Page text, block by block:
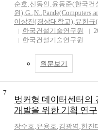
순호,신동인 ,윤동준(한국건
원),G.,N.,Pande(Computers,
이상진(경상대학교),유한규
한국건설기술연구원
한국건설기술연구원
원문보기
7
벙커형 데이터센터의
개발을 위한 기획 연구
장수호,유용호,김광염 ,한진